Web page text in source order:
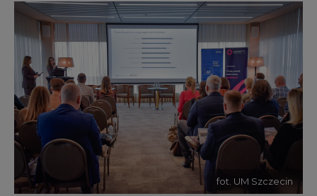
fot. UM Szczecin